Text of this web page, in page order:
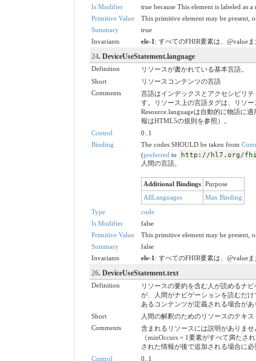
Is Modifier
true because This element is labeled as
Primitive Value
This primitive element may be present,
Summary
true
Invariants
ele-1 : すべてのFHIR要素は、@value
24. DeviceUseStatement.language
Definition
リソースが書かれている基本言語。
Short
リソースコンテンツの言語
Comments
言語はインデックスとアクセシビリ
す。リソース上の言語タグは、リソ
Resource.languageは自動的に物語に
報はHTML5の規則を参照）。
Control
0..1
Binding
The codes SHOULD be taken from
(preferred to http://hl7.org/
人間の言語。
Additional Bindings
Purpose
AllLanguages
Max Binding
Type
code
Is Modifier
false
Primitive Value
This primitive element may be present,
Summary
false
Invariants
ele-1 : すべてのFHIR要素は、@value
26. DeviceUseStatement.text
Definition
リソースの要約を含む人が読めるナ
が、人間がナビゲーションを読むだ
あるコンテンツが定義される場合があ
Short
人間の解釈のためのリソースのテキス
Comments
含まれるリソースには説明がありま
（minOccurs = 1要素がすべて満た
された情報が後で追加される場合に必
Control
0..1